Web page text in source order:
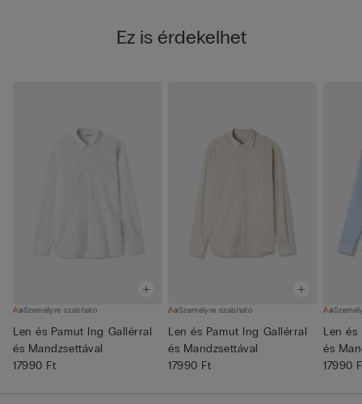
Ez is érdekelhet
Személyre szabható
Len és Pamut Ing Gallérral
és Mandzsettával
17990 Ft
Személyre szabható
Len és Pamut Ing Gallérral
és Mandzsettával
17990 Ft
Len és
és
17990